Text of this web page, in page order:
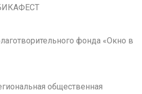
фонда «Окно в
общественная